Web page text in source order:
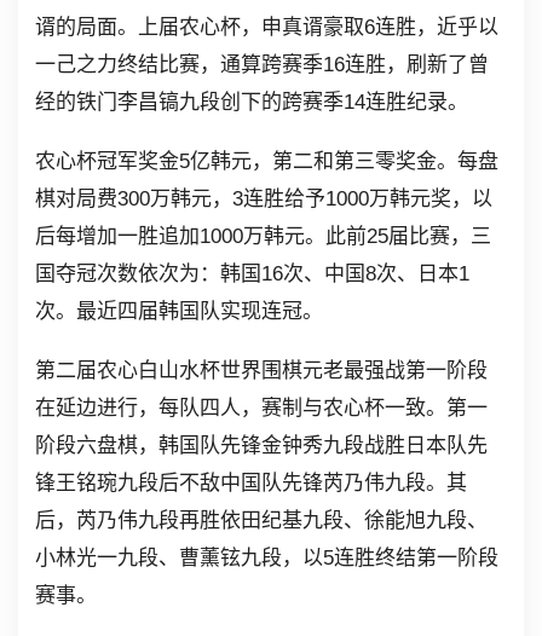
谞的局面。上届农心杯，申真谞豪取6连胜，近乎以
一己之力终结比赛，通算跨赛季16连胜，刷新了曾
经的铁门李昌镐九段创下的跨赛季14连胜纪录。
农心杯冠军奖金5亿韩元，第二和第三零奖金。每盘
棋对局费300万韩元，3连胜给予1000万韩元奖，以
后每增加一胜追加1000万韩元。此前25届比赛，三
国夺冠次数依次为：韩国16次、中国8次、日本1
次。最近四届韩国队实现连冠。
第二届农心白山水杯世界围棋元老最强战第一阶段
在延边进行，每队四人，赛制与农心杯一致。第一
阶段六盘棋，韩国队先锋金钟秀九段战胜日本队先
锋王铭琬九段后不敌中国队先锋芮乃伟九段。其
后，芮乃伟九段再胜依田纪基九段、徐能旭九段、
小林光一九段、曹薰铉九段，以5连胜终结第一阶段
赛事。